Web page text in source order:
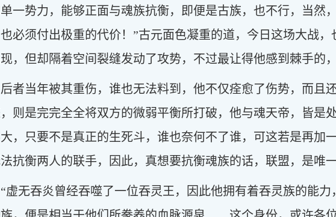
一势力，能够正面与魂族抗衡，即便是古族，也不行，当然
必须付出极重的代价！”古元面色凝重的道，今日这场大战
，但却隔着空间裂缝发动了攻势，不过最让得他感到棘手的
后者当年被其重伤，谁也无法料到，他不仅痊愈了伤势，而且
则是完完全全将双方的微弱平衡所打破，他与魂天帝，皆是
，只要不是真正的生死斗，谁也奈何不了谁，可这若是再加
抗衡两人的联手，因此，真想要抗衡魂族的话，联盟，是唯一
“虚无吞炎曾经吞噬了一位吞灵王，因此他拥有着吞灵族的能